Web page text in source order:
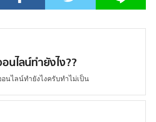
นไลน์ทำยังไง??
อนไลน์ทำยังไงครับทำไม่เป็น